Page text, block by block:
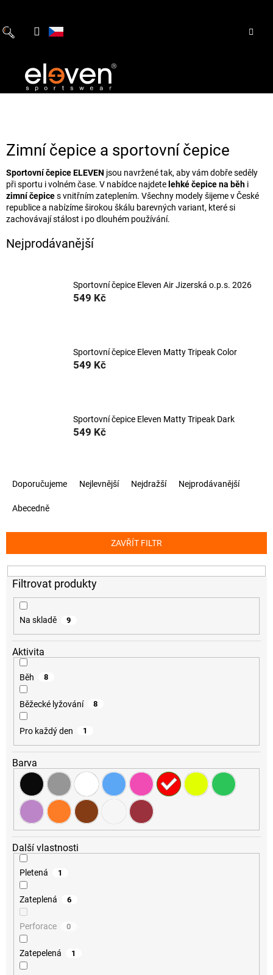
obsah
Zimní čepice a sportovní čepice
Sportovní čepice ELEVEN jsou navržené tak, aby vám dobře seděly
při sportu i volném čase. V nabídce najdete lehké čepice na běh i
zimní čepices vnitřním zateplením. Všechny modely šijeme v České
republice a nabízíme širokou škálu barevných variant, které si
zachovávají stálost i po dlouhém používání.
Nejprodávanější
Sportovní čepice Eleven Air Jizerská o.p.s. 2026
549 Kč
Sportovní čepice Eleven Matty Tripeak Color
549 Kč
Sportovní čepice Eleven Matty Tripeak Dark
549 Kč
p
r
o
Doporučujeme Nejlevnější Nejdražší Nejprodávanější
Abecedně
ZAVŘÍT FILTR
Na skladě 9
Aktivita
Běh 8
Běžecké lyžování 8
Pro každý den 1
Barva
Další vlastnosti
Pletená 1
Zateplená 6
Perforace 0
Zatepelená 1